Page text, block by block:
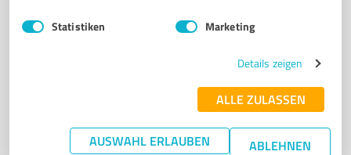
Statistiken Marketing
Details zeigen
ALLE ZULASSEN
AUSWAHL ERLAUBEN ABLEHNEN
5,00 / 5,00
deltacity - Digital Strategy & Solutions